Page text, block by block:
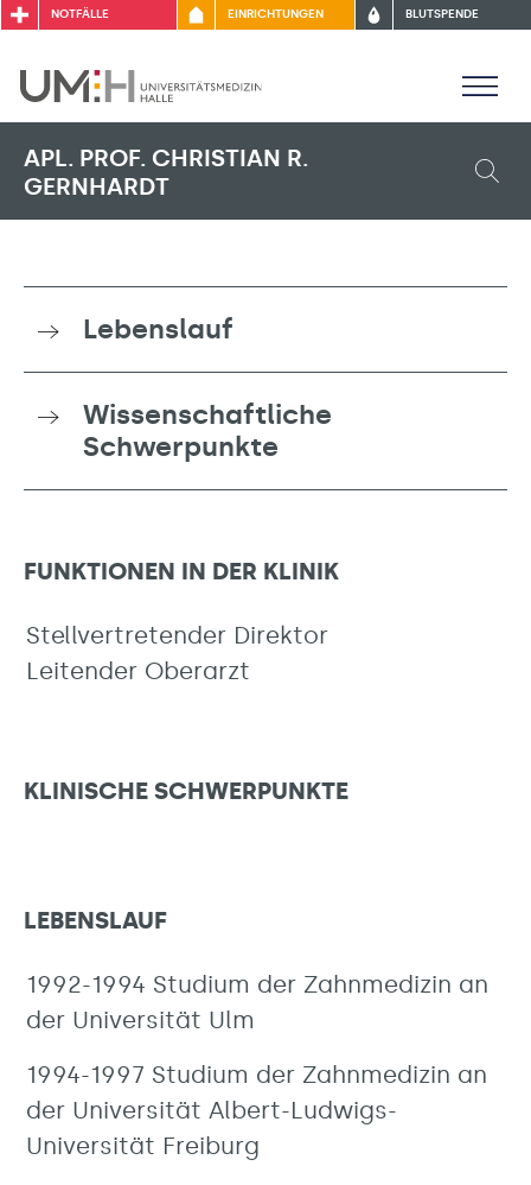
NOTFÄLLE EINRICHTUNGEN BLUTSPENDE
APL. PROF. CHRISTIAN R.
GERNHARDT
Lebenslauf
Wissenschaftliche
Schwerpunkte
FUNKTIONEN IN DER KLINIK
Stellvertretender Direktor
Leitender Oberarzt
KLINISCHE SCHWERPUNKTE
LEBENSLAUF
1992-1994 Studium der Zahnmedizin an
der Universität Ulm
1994-1997 Studium der Zahnmedizin an
der Universität Albert-Ludwigs-
Universität Freiburg